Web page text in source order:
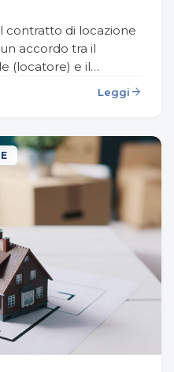
contratto di locazione
accordo tra il
(locatore) e il
il bene (locatario).
Leggi arrow_forward